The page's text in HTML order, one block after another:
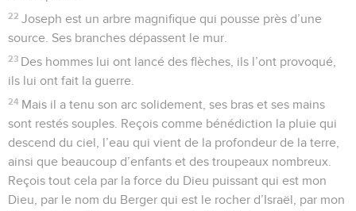
22 Joseph est un arbre magnifique qui pousse près d’une
source. Ses branches dépassent le mur.
23 Des hommes lui ont lancé des flèches, ils l’ont provoqué,
ils lui ont fait la guerre.
24 Mais il a tenu son arc solidement, ses bras et ses mains
sont restés souples. Reçois comme bénédiction la pluie qui
descend du ciel, l’eau qui vient de la profondeur de la terre,
ainsi que beaucoup d’enfants et des troupeaux nombreux.
Reçois tout cela par la force du Dieu puissant qui est mon
Dieu, par le nom du Berger qui est le rocher d’Israël, par mon